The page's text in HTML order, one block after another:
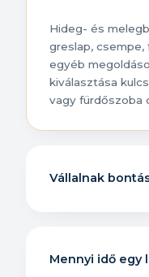
Hideg- és
greslap, csempe,
egyéb
kiválasztása
vagy fürdőszoba
Vállalnak
Mennyi idő egy